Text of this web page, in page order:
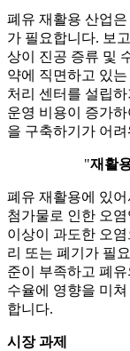
폐유 재활용 산업
가 필요합니다. 보
상이 진공 증류 및
약에 직면하고 있
처리 센터를 설립
운영 비용이 증가
을 구축하기가 어
"재활
폐유 재활용에 있
첨가물로 인한 오
이상이 과도한 오
리 또는 폐기가 필
준이 부족하고 폐
수율에 영향을 미
합니다.
시장 과제